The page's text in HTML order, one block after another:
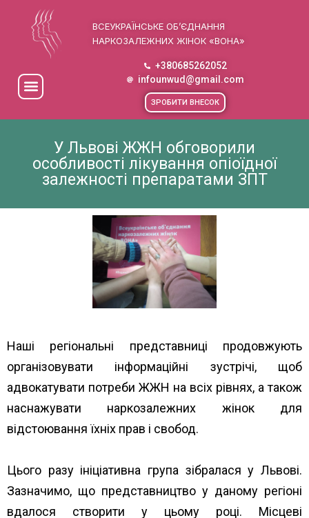
ВСЕУКРАЇНСЬКЕ ОБ’ЄДНАННЯ
НАРКОЗАЛЕЖНИХ ЖІНОК «ВОНА»
+380685262052
infounwud@gmail.com
ЗРОБИТИ ВНЕСОК
У Львові ЖЖН обговорили
особливості лікування опіоїдної
залежності препаратами ЗПТ
Наші регіональні представниці продовжують
організовувати інформаційні зустрічі, щоб
адвокатувати потреби ЖЖН на всіх рівнях, а також
наснажувати наркозалежних жінок для
відстоювання їхніх прав і свобод.
Цього разу ініціативна група зібралася у Львові.
Зазначимо, що представництво у даному регіоні
вдалося створити у цьому році. Місцеві